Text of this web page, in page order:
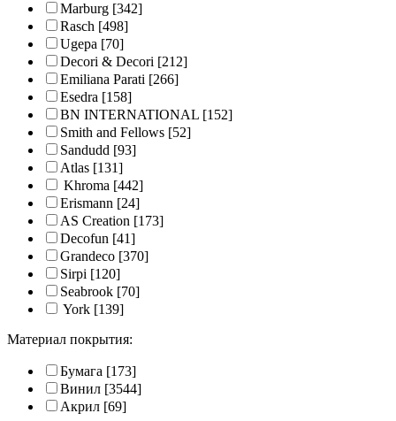
Marburg [342]
Rasch [498]
Ugepa [70]
Decori & Decori [212]
Emiliana Parati [266]
Esedra [158]
BN INTERNATIONAL [152]
Smith and Fellows [52]
Sandudd [93]
Atlas [131]
Khroma [442]
Erismann [24]
AS Creation [173]
Decofun [41]
Grandeco [370]
Sirpi [120]
Seabrook [70]
York [139]
Материал покрытия:
Бумага [173]
Винил [3544]
Акрил [69]